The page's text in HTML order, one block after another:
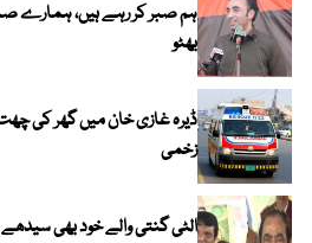
ہم صبر کر رہے ہیں، ہمارے صبر
بھٹو
زخمی
الٹی گنتی والے خود بھی